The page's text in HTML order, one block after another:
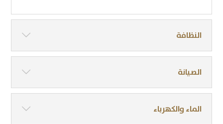
النظافة
الصيانة
الماء والكهرباء